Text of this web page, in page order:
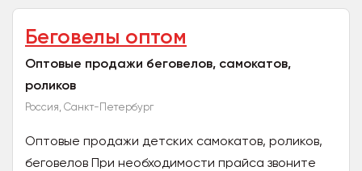
Беговелы оптом
Оптовые продажи беговелов, самокатов,
роликов
Россия, Санкт-Петербург
Оптовые продажи детских самокатов, роликов,
беговелов При необходимости прайса звоните